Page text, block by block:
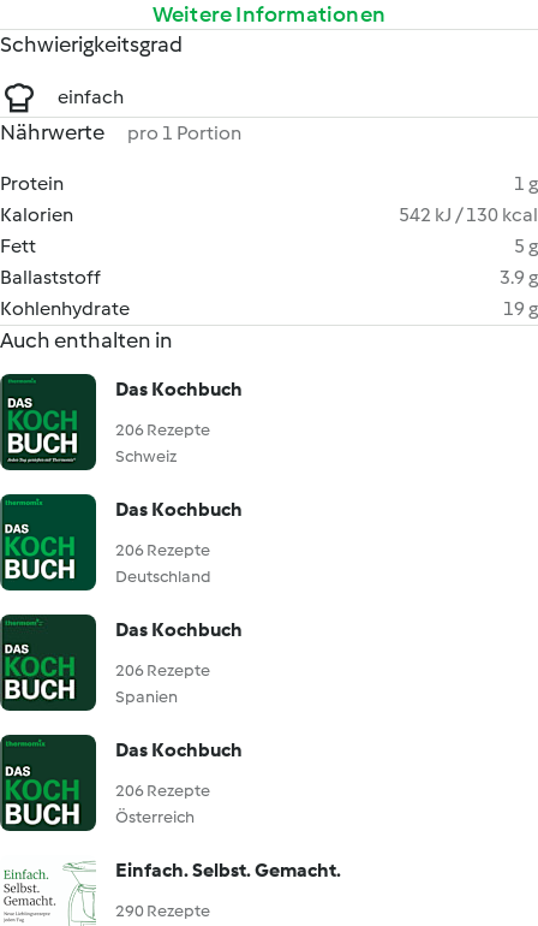
Weitere Informationen
Schwierigkeitsgrad
einfach
Nährwerte pro 1 Portion
Protein
1 g
Kalorien
542 kJ / 130 kcal
Fett
5 g
Ballaststoff
3.9 g
Kohlenhydrate
19 g
Auch enthalten in
Das Kochbuch
206 Rezepte
Schweiz
Das Kochbuch
206 Rezepte
Deutschland
Das Kochbuch
206 Rezepte
Spanien
Das Kochbuch
206 Rezepte
Österreich
Einfach. Selbst. Gemacht.
290 Rezepte